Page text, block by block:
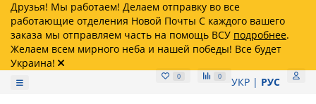
Друзья! Мы работаем! Делаем отправку во все
работающие отделения Новой Почты С каждого вашего
заказа мы отправляем часть на помощь ВСУ подробнее.
Желаем всем мирного неба и нашей победы! Все будет
Украина!
0 0 УКР РУС